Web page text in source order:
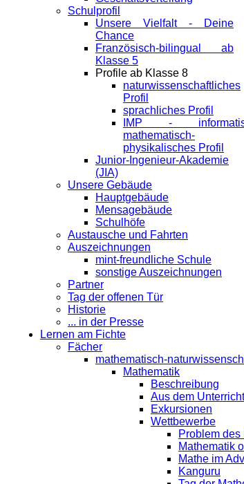
Schulprofil
Unsere Vielfalt - Deine
Chance
Französisch-bilingual ab
Klasse 5
Profile ab Klasse 8
naturwissenschaftliches
Profil
sprachliches Profil
IMP -
mathematisch-
physikalisches Profil
Junior-Ingenieur-Akademie
(JIA)
Unsere Gebäude
Hauptgebäude
Mensagebäude
Schulhöfe
Austausche und Fahrten
Auszeichnungen
mint-freundliche Schule
sonstige Auszeichnungen
Partner
Tag der offenen Tür
Historie
... in der Presse
Lernen am Fichte
Fächer
mathematisch-
Mathematik
Beschreibung
Aus dem Unterricht
Exkursionen
Wettbewerbe
Problem des
Mathematik
Mathe im
Kanguru